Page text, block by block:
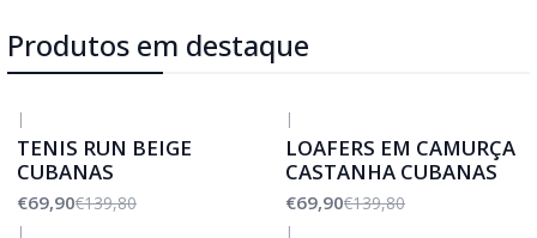
Produtos em destaque
|
TENIS RUN BEIGE
CUBANAS
€69,90€139,80
|
LOAFERS EM CAMURÇA
CASTANHA CUBANAS
€69,90€139,80
| |